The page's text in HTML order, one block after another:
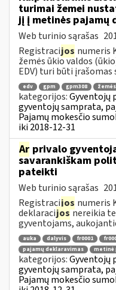
turimai žemei
jį į metinės pajamų
Web turinio sąrašas
Registracijos numeris
žemės ūkio valdos
EDV) turi būti įrašomas
edv gpm gpm308
kategorijos:Gyventojų
gyventojų samprata,
Pajamų mokesčio
iki 2018-12-31
Ar privalo
savarankiškam
pateikti
Web turinio sąrašas
Registracijos numeris
deklaracijosnereikia
gyventojams,
auka dalyvis fr0001
pajamų deklaravimas
metinė
kategorijos:Gyventojų
gyventojų samprata,
Pajamų mokesčio